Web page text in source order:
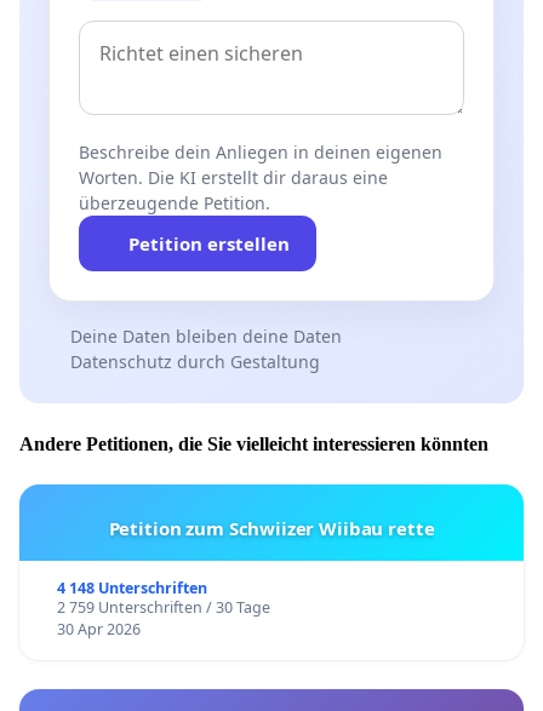
Beschreibe dein Anliegen in deinen eigenen
Worten. Die KI erstellt dir daraus eine
überzeugende Petition.
Petition erstellen
Deine Daten bleiben deine Daten
Datenschutz durch Gestaltung
Andere Petitionen, die Sie vielleicht interessieren könnten
Petition zum Schwiizer Wiibau rette
4 148 Unterschriften
2 759 Unterschriften / 30 Tage
30 Apr 2026